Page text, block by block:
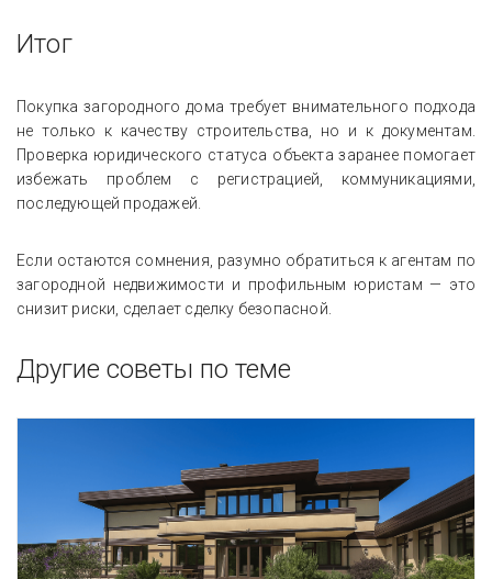
Итог
Покупка загородного дома требует внимательного подхода
не только к качеству строительства, но и к документам.
Проверка юридического статуса объекта заранее помогает
избежать проблем с регистрацией, коммуникациями,
последующей продажей.
Если остаются сомнения, разумно обратиться к агентам по
загородной недвижимости и профильным юристам — это
снизит риски, сделает сделку безопасной.
Другие советы по теме